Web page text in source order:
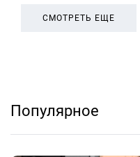
СМОТРЕТЬ ЕЩЕ
Популярное